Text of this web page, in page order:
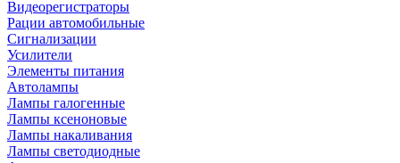
Видеорегистраторы
Рации автомобильные
Сигнализации
Усилители
Элементы питания
Автолампы
Лампы галогенные
Лампы ксеноновые
Лампы накаливания
Лампы светодиодные